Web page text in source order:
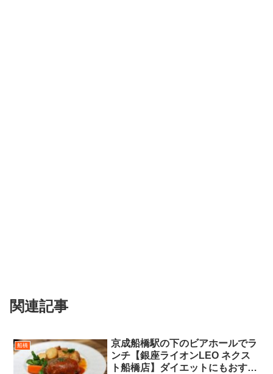
関連記事
船橋
京成船橋駅の下のビアホールでラ
ンチ【銀座ライオンLEO ネクス
ト船橋店】ダイエットにもおすす